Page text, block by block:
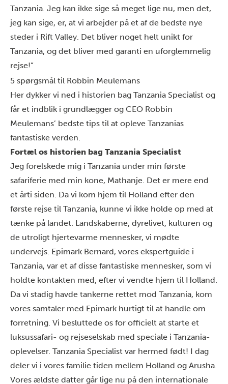
Tanzania. Jeg kan ikke sige så meget lige nu, men det,
jeg kan sige, er, at vi arbejder på et af de bedste nye
steder i Rift Valley. Det bliver noget helt unikt for
Tanzania, og det bliver med garanti en uforglemmelig
rejse!”
5 spørgsmål til Robbin Meulemans
Her dykker vi ned i historien bag Tanzania Specialist og
får et indblik i grundlægger og CEO Robbin
Meulemans’ bedste tips til at opleve Tanzanias
fantastiske verden.
Fortæl os historien bag Tanzania Specialist
Jeg forelskede mig i Tanzania under min første
safariferie med min kone, Mathanje. Det er mere end
et årti siden. Da vi kom hjem til Holland efter den
første rejse til Tanzania, kunne vi ikke holde op med at
tænke på landet. Landskaberne, dyrelivet, kulturen og
de utroligt hjertevarme mennesker, vi mødte
undervejs. Epimark Bernard, vores ekspertguide i
Tanzania, var et af disse fantastiske mennesker, som vi
holdte kontakten med, efter vi vendte hjem til Holland.
Da vi stadig havde tankerne rettet mod Tanzania, kom
vores samtaler med Epimark hurtigt til at handle om
forretning. Vi besluttede os for officielt at starte et
luksussafari- og rejseselskab med speciale i Tanzania-
oplevelser. Tanzania Specialist var hermed født! I dag
deler vi i vores familie tiden mellem Holland og Arusha.
Vores ældste datter går lige nu på den internationale